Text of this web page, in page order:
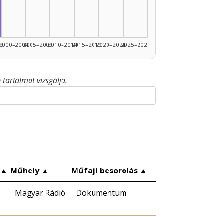
2005–20092010–20142015–20192020–20242025–2026
tartalmát vizsgálja.
▲ Műhely ▲ Műfaji besorolás ▲
Magyar Rádió Dokumentum